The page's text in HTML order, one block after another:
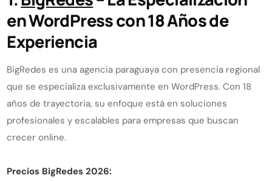
en WordPress con 18 Años de
Experiencia
BigRedes es una agencia paraguaya con presencia regional
que se especializa exclusivamente en WordPress. Con 18
años de trayectoria, su enfoque está en soluciones
profesionales y escalables para empresas que buscan
crecer online.
Precios BigRedes 2026: